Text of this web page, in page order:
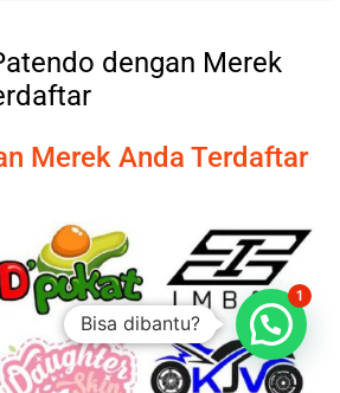
dengan Merek
Merek Anda Terdaftar
Bisa dibantu?
1